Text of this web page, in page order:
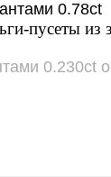
пусеты из
0.230ct